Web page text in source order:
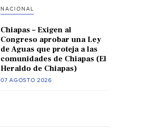
NACIONAL
Chiapas – Exigen al
Congreso aprobar una Ley
de Aguas que proteja a las
comunidades de Chiapas (El
Heraldo de Chiapas)
07 AGOSTO 2026